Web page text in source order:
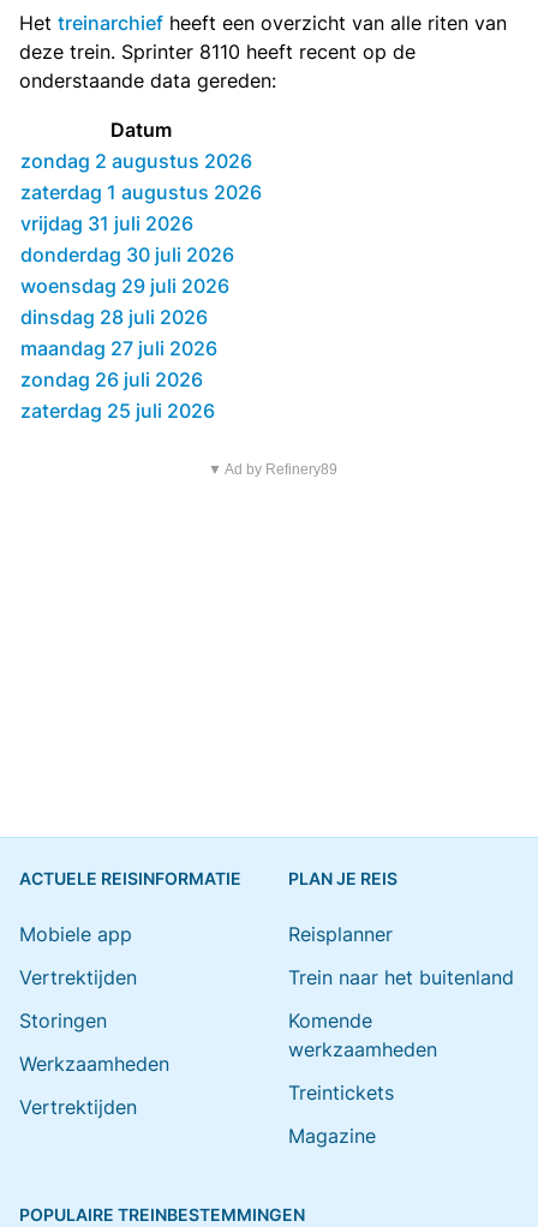
Het treinarchief heeft een overzicht van alle riten van
deze trein. Sprinter 8110 heeft recent op de
onderstaande data gereden:
Datum
zondag 2 augustus 2026
zaterdag 1 augustus 2026
vrijdag 31 juli 2026
donderdag 30 juli 2026
woensdag 29 juli 2026
dinsdag 28 juli 2026
maandag 27 juli 2026
zondag 26 juli 2026
zaterdag 25 juli 2026
▼ Ad by Refinery89
ACTUELE REISINFORMATIE
Mobiele app
Vertrektijden
Storingen
Werkzaamheden
Vertrektijden
PLAN JE REIS
Reisplanner
Trein naar het buitenland
Komende
werkzaamheden
Treintickets
Magazine
POPULAIRE TREINBESTEMMINGEN